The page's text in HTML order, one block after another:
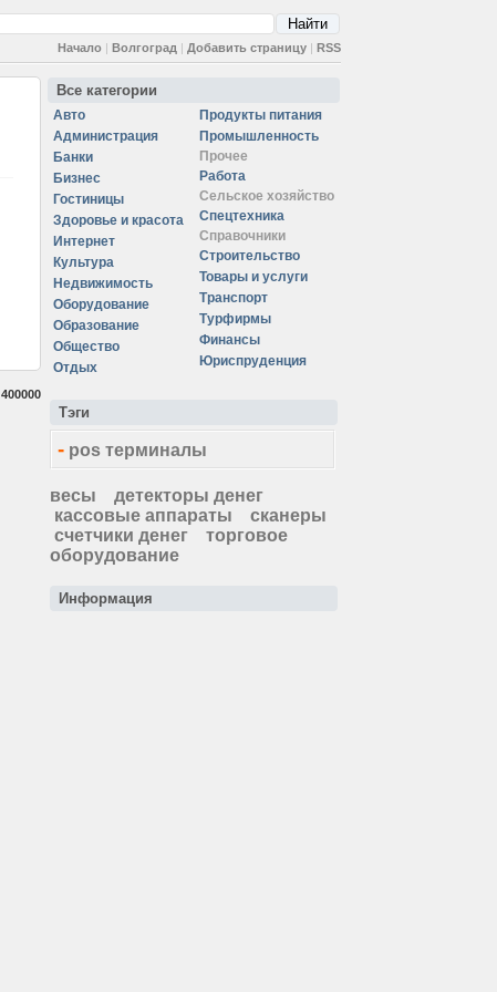
Начало | Волгоград | Добавить страницу | RSS
400000
Все категории
Авто
Администрация
Банки
Бизнес
Гостиницы
Здоровье и красота
Интернет
Культура
Недвижимость
Оборудование
Образование
Общество
Отдых
Продукты питания
Промышленность
Прочее
Работа
Сельское хозяйство
Спецтехника
Справочники
Строительство
Товары и услуги
Транспорт
Турфирмы
Финансы
Юриспруденция
Тэги
- pos терминалы
весы
детекторы денег
кассовые аппараты
сканеры
счетчики денег
торговое
оборудование
Информация